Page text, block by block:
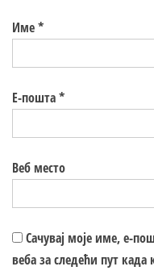
Име*
Е-пошта*
Веб место
Сачувај моје име, е-
веба за следећи пут